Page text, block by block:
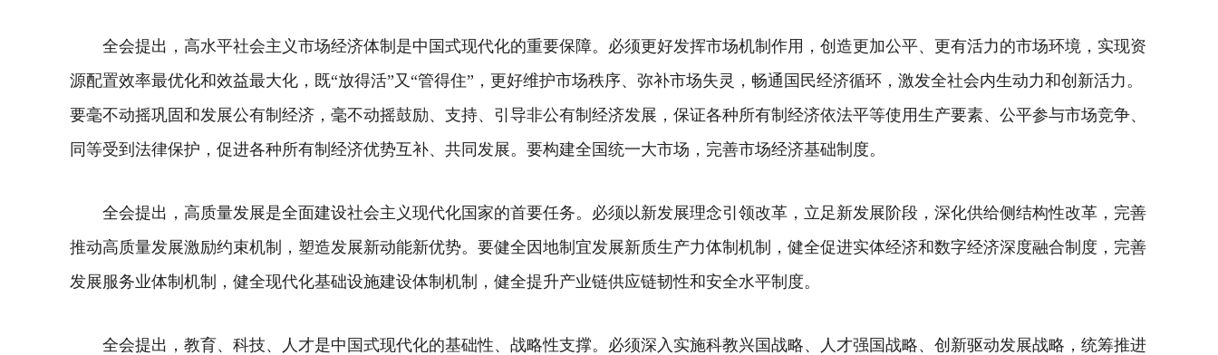
全会提出，高水平社会主义市场经济体制是中国式现代化的重要保障。必须更好发挥市场机制作用，创造更加公平、更有活力的市场环境，实现资
源配置效率最优化和效益最大化，既“放得活”又“管得住”，更好维护市场秩序、弥补市场失灵，畅通国民经济循环，激发全社会内生动力和创新活力。
要毫不动摇巩固和发展公有制经济，毫不动摇鼓励、支持、引导非公有制经济发展，保证各种所有制经济依法平等使用生产要素、公平参与市场竞争、
同等受到法律保护，促进各种所有制经济优势互补、共同发展。要构建全国统一大市场，完善市场经济基础制度。
全会提出，高质量发展是全面建设社会主义现代化国家的首要任务。必须以新发展理念引领改革，立足新发展阶段，深化供给侧结构性改革，完善
推动高质量发展激励约束机制，塑造发展新动能新优势。要健全因地制宜发展新质生产力体制机制，健全促进实体经济和数字经济深度融合制度，完善
发展服务业体制机制，健全现代化基础设施建设体制机制，健全提升产业链供应链韧性和安全水平制度。
全会提出，教育、科技、人才是中国式现代化的基础性、战略性支撑。必须深入实施科教兴国战略、人才强国战略、创新驱动发展战略，统筹推进